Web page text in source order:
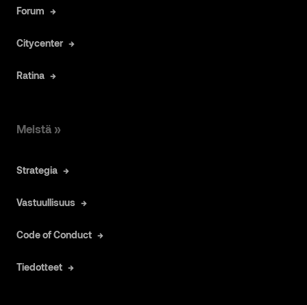
Forum
Citycenter
Ratina
Meistä »
Strategia
Vastuullisuus
Code of Conduct
Tiedotteet